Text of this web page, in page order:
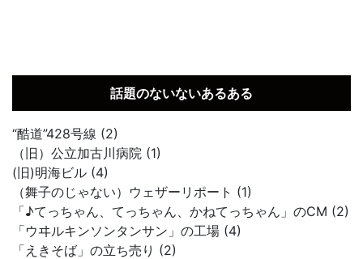
話題のないないあるある
“酷道”428号線 (2)
（旧）公立加古川病院 (1)
(旧)明海ビル (4)
（舞子のじゃない）ウェザーリポート (1)
「♪てっちゃん、てっちゃん、かねてっちゃん」のCM (2)
「ウヰルキンソンタンサン」の工場 (4)
「えきそば」の立ち売り (2)